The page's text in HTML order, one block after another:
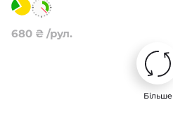
Zoffany
Pip Studio 5
680 ₴ /рул.
Більше